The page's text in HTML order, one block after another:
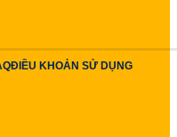
ĐIỀU KHOẢN SỬ DỤNG